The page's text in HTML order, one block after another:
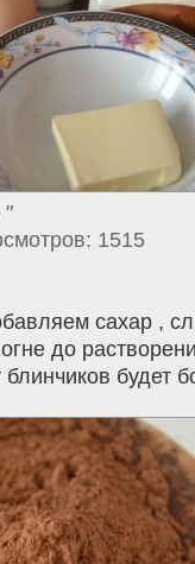
"
1515
сахар ,
до
будет